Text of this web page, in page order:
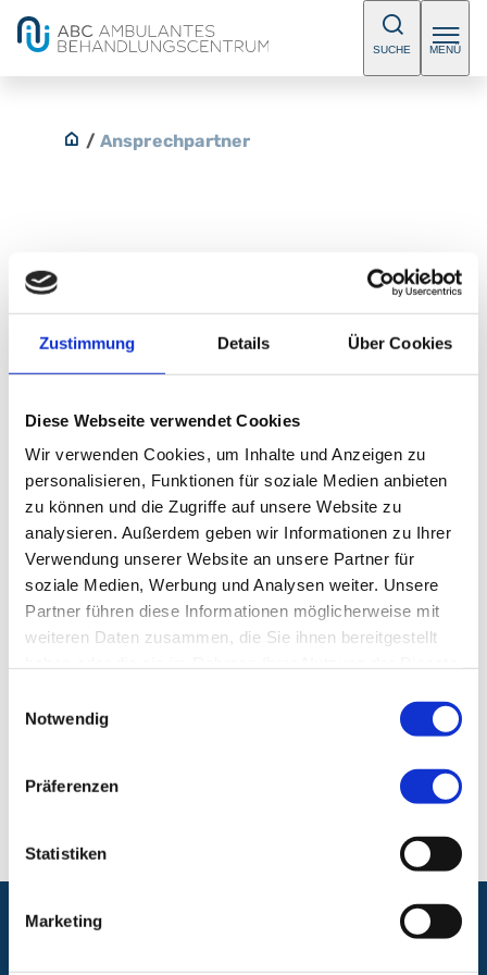
Zustimmung Details Über Cookies
Diese Webseite verwendet Cookies
Wir verwenden Cookies, um Inhalte und Anzeigen zu
personalisieren, Funktionen für soziale Medien anbieten
zu können und die Zugriffe auf unsere Website zu
analysieren. Außerdem geben wir Informationen zu Ihrer
Verwendung unserer Website an unsere Partner für
soziale Medien, Werbung und Analysen weiter. Unsere
Partner führen diese Informationen möglicherweise mit
weiteren Daten zusammen, die Sie ihnen bereitgestellt
Notwendig
Präferenzen
Statistiken
Marketing
SUCHE MENÜ
/ Ansprechpartner
Dr. med. Karin Kemter
Fachärztin/ Facharzt für
Nuklearmedizin
Kontakt
E-Mail: abc-sued@klinikum-nuernberg.de
Telefon: +49 (0) 911 398-7755
Fax:+49 (0) 911 398-7756
Ambulantes BehandlungsCentrum Klinikum
Nürnberg, Campus Süd
Nürnberg, Campus Süd